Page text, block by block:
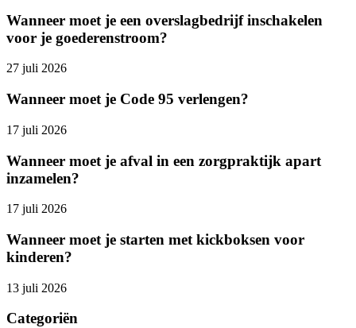
Wanneer moet je een overslagbedrijf inschakelen
voor je goederenstroom?
27 juli 2026
Wanneer moet je Code 95 verlengen?
17 juli 2026
Wanneer moet je afval in een zorgpraktijk apart
inzamelen?
17 juli 2026
Wanneer moet je starten met kickboksen voor
kinderen?
13 juli 2026
Categoriën